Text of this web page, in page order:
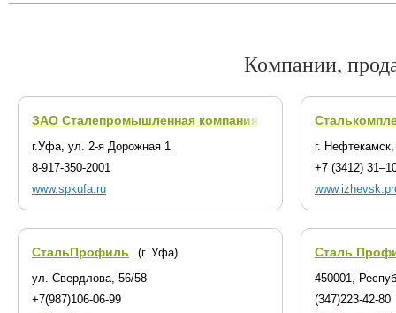
Компании,
ЗАО Сталепромышленная компания
г.Уфа, ул. 2-я Дорожная 1
8-917-350-2001
www.spkufa.ru
г.
+7 (3412)
СтальПрофиль
(г. Уфа)
ул. Свердлова, 56/58
+7(987)106-06-99
Сталь
450001,
(347)223-42-80